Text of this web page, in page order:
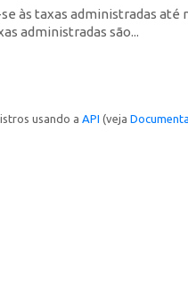
às taxas administradas
administradas são...
usando a API (veja